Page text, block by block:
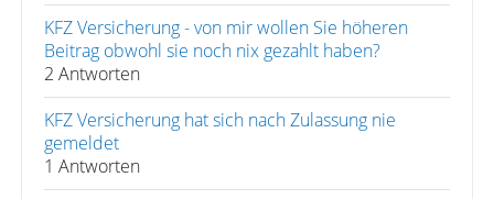
KFZ Versicherung - von mir wollen Sie höheren
Beitrag obwohl sie noch nix gezahlt haben?
2 Antworten
KFZ Versicherung hat sich nach Zulassung nie
gemeldet
1 Antworten